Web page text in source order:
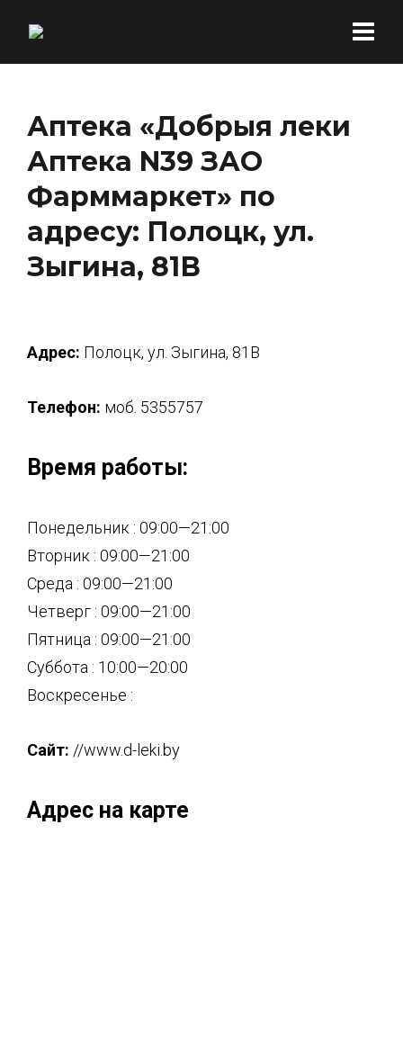
Аптека «Добрыя леки
Аптека N39 ЗАО
Фарммаркет» по
адресу: Полоцк, ул.
Зыгина, 81В
Адрес: Полоцк, ул. Зыгина, 81В
Телефон: моб. 5355757
Время работы:
Понедельник : 09:00—21:00
Вторник : 09:00—21:00
Среда : 09:00—21:00
Четверг : 09:00—21:00
Пятница : 09:00—21:00
Суббота : 10:00—20:00
Воскресенье :
Сайт: //www.d-leki.by
Адрес на карте